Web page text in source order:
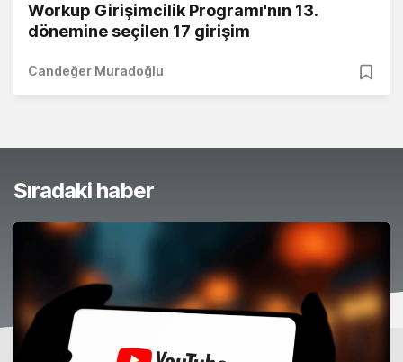
Workup Girişimcilik Programı'nın 13.
dönemine seçilen 17 girişim
Candeğer Muradoğlu
Sıradaki haber